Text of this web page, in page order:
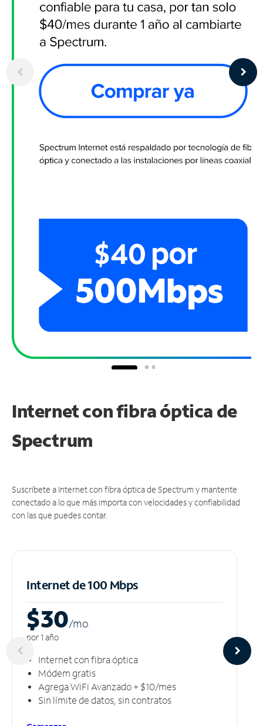
Internet con fibra óptica de
Spectrum
Suscríbete a Internet con fibra óptica de Spectrum y mantente
conectado a lo que más importa con velocidades y confiabilidad
con las que puedes contar.
Internet de 100 Mbps
$30/mo
por 1 año
Internet con fibra óptica
Módem gratis
Agrega WiFi Avanzado + $10/mes
Sin límite de datos, sin contratos